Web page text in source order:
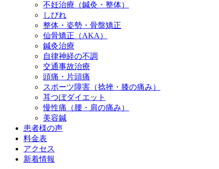
不妊治療（鍼灸・整体）
しびれ
整体・姿勢・骨盤矯正
仙骨矯正（AKA）
鍼灸治療
自律神経の不調
交通事故治療
頭痛・片頭痛
スポーツ障害（捻挫・膝の痛み）
耳つぼダイエット
慢性痛（腰・肩の痛み）
美容鍼
患者様の声
料金表
アクセス
新着情報